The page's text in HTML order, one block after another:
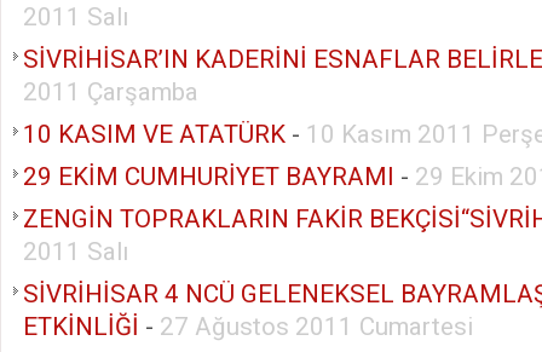
2011 Salı
SİVRİHİSAR’IN KADERİNİ ESNAFLAR
2011 Çarşamba
10 KASIM VE ATATÜRK - 10 Kasım 2011
29 EKİM CUMHURİYET BAYRAMI - 29 Ekim
ZENGİN TOPRAKLARIN FAKİR
2011 Salı
SİVRİHİSAR 4 NCÜ GELENEKSEL
ETKİNLİĞİ - 27 Ağustos 2011 Cumartesi